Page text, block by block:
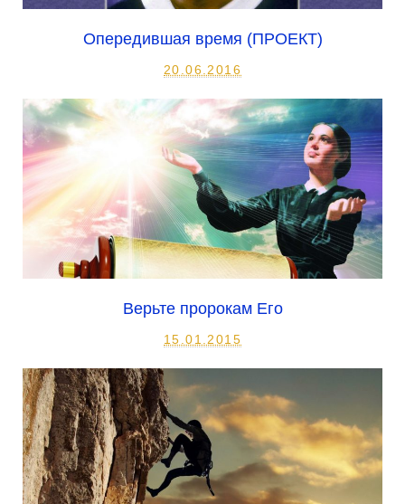
Опередившая время (ПРОЕКТ)
20.06.2016
Верьте пророкам Его
15.01.2015